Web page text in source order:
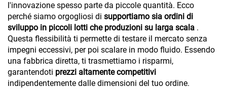
l'innovazione spesso parte da piccole quantità. Ecco
perché siamo orgogliosi di supportiamo sia ordini di
sviluppo in piccoli lotti che produzioni su larga scala .
Questa flessibilità ti permette di testare il mercato senza
impegni eccessivi, per poi scalare in modo fluido. Essendo
una fabbrica diretta, ti trasmettiamo i risparmi,
garantendoti prezzi altamente competitivi
indipendentemente dalle dimensioni del tuo ordine.